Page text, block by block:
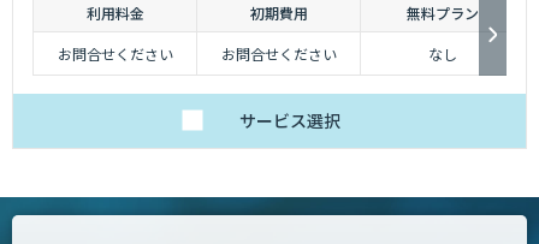
利用料金 初期費用
無料プラン
お問合せください
お問合せください なし
サービス選択